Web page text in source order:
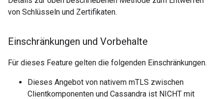
von Schlüsseln und Zertifikaten.
Einschränkungen und Vorbehalte
Für dieses Feature gelten die folgenden Einschränkungen.
Dieses Angebot von nativem mTLS zwischen
Clientkomponenten und Cassandra ist NICHT mit